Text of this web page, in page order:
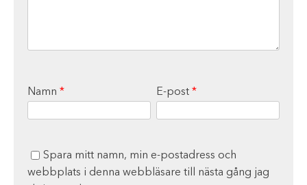
Namn * E-post *
Spara mitt namn, min e-postadress och
webbplats i denna webbläsare till nästa gång jag